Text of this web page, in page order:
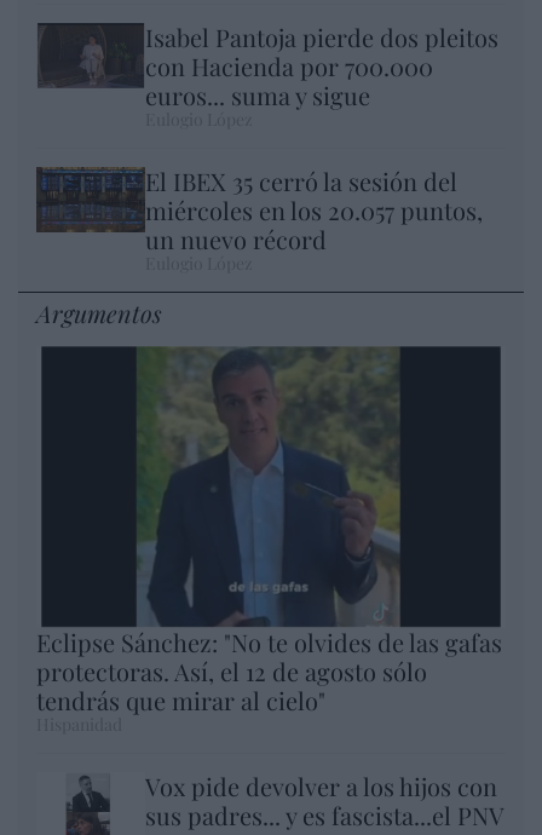
Isabel Pantoja pierde dos pleitos
con Hacienda por 700.000
euros... suma y sigue
El IBEX 35 cerró la sesión del
miércoles en los 20.057 puntos,
un nuevo récord
Argumentos
Eclipse Sánchez: "No te olvides de las gafas
protectoras. Así, el 12 de agosto sólo
tendrás que mirar al cielo"
Vox pide devolver a los hijos con
sus padres... y es fascista...el PNV